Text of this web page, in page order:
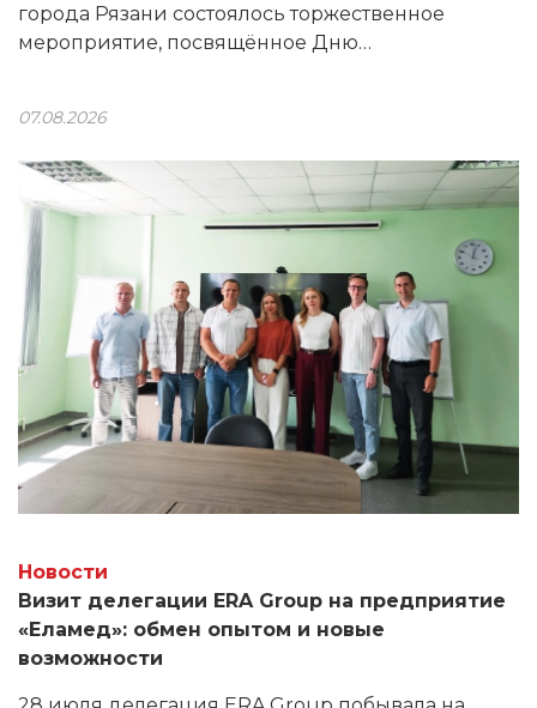
города Рязани состоялось торжественное
мероприятие, посвящённое Дню
07.08.2026
Новости
Визит делегации ERA Group на предприятие
«Еламед»: обмен опытом и новые
возможности